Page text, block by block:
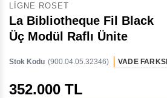
LIGNE ROSET
La Bibliotheque Fil Black
Üç Modül Raflı Ünite
Stok Kodu (900.04.05.32346) VADE
352.000 TL